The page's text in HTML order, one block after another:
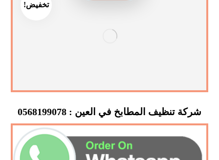
تخفيض!
شركة تنظيف المطابخ في العين : 0568199078